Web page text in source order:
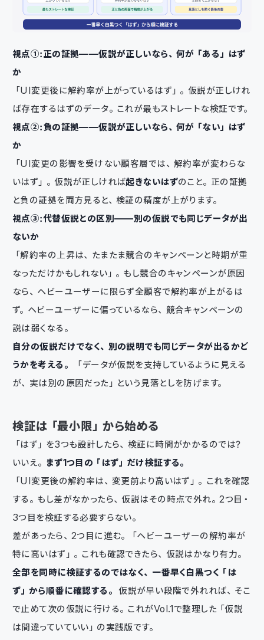
視点①：正の証拠——仮説が正しいなら、何が「ある」はず
か
「UI変更後に解約率が上がっているはず」。仮説が正しけれ
ば存在するはずのデータ。これが最もストレートな検証です。
視点②：負の証拠——仮説が正しいなら、何が「ない」はず
か
「UI変更の影響を受けない顧客層では、解約率が変わらな
いはず」。仮説が正しければ起きないはずのこと。正の証拠
と負の証拠を両方見ると、検証の精度が上がります。
視点③：代替仮説との区別——別の仮説でも同じデータが出
ないか
「解約率の上昇は、たまたま競合のキャンペーンと時期が重
なっただけかもしれない」。もし競合のキャンペーンが原因
なら、ヘビーユーザーに限らず全顧客で解約率が上がるは
ず。ヘビーユーザーに偏っているなら、競合キャンペーンの
説は弱くなる。
自分の仮説だけでなく、別の説明でも同じデータが出るかど
うかを考える。
「データが仮説を支持しているように見える
が、実は別の原因だった」という見落としを防げます。
検証は「最小限」から始める
「はず」を3つも設計したら、検証に時間がかかるのでは？
いいえ。 まず1つ目の「はず」だけ検証する。
「UI変更後の解約率は、変更前より高いはず」。これを確認
する。もし差がなかったら、仮説はその時点で外れ。2つ目・
3つ目を検証する必要すらない。
差があったら、2つ目に進む。「ヘビーユーザーの解約率が
特に高いはず」。これも確認できたら、仮説はかなり有力。
全部を同時に検証するのではなく、一番早く白黒つく「は
ず」から順番に確認する。
仮説が早い段階で外れれば、そこ
で止めて次の仮説に行ける。これがVol.1で整理した「仮説
は間違っていていい」の実践版です。